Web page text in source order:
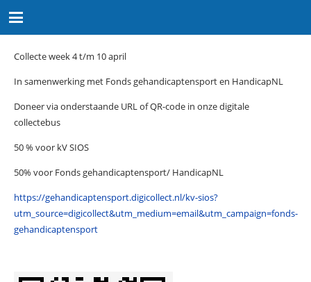
Collecte week 4 t/m 10 april
In samenwerking met Fonds gehandicaptensport en HandicapNL
Doneer via onderstaande URL of QR-code in onze digitale
collectebus
50 % voor kV SIOS
50% voor Fonds gehandicaptensport/ HandicapNL
https://gehandicaptensport.digicollect.nl/kv-sios?
utm_source=digicollect&utm_medium=email&utm_campaign=fonds-
gehandicaptensport